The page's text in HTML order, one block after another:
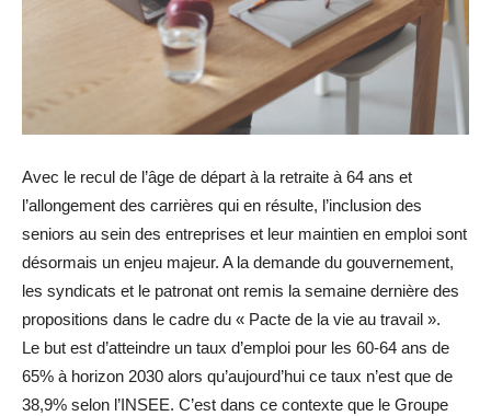
Avec le recul de l’âge de départ à la retraite à 64 ans et
l’allongement des carrières qui en résulte, l’inclusion des
seniors au sein des entreprises et leur maintien en emploi sont
désormais un enjeu majeur. A la demande du gouvernement,
les syndicats et le patronat ont remis la semaine dernière des
propositions dans le cadre du « Pacte de la vie au travail ».
Le but est d’atteindre un taux d’emploi pour les 60-64 ans de
65% à horizon 2030 alors qu’aujourd’hui ce taux n’est que de
38,9% selon l’INSEE. C’est dans ce contexte que le Groupe